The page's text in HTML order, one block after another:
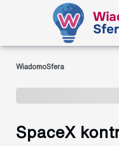
WiadomoSfera
SpaceX